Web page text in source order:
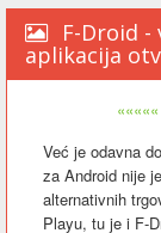
F-Droid
aplikacija
«««««
Već je odavna
za Android nije
alternativnih
Playu, tu je i F-